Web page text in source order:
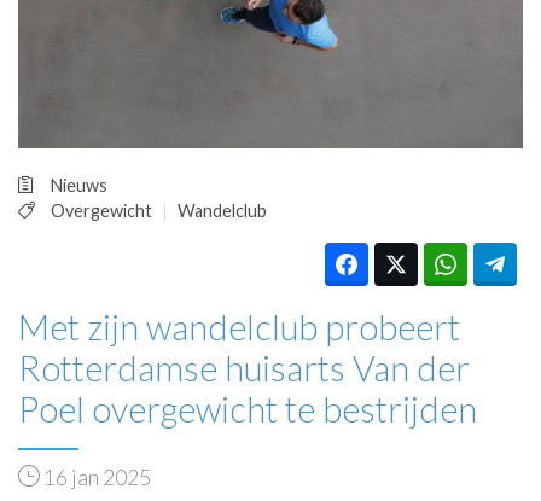
PRAKTIJKZAKEN
REGISTRATIE
Nieuws
Overgewicht
Wandelclub
Met zijn wandelclub probeert
Rotterdamse huisarts Van der
Poel overgewicht te bestrijden
16 jan 2025